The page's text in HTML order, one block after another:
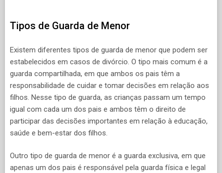
Tipos de Guarda de Menor
Existem diferentes tipos de guarda de menor que podem ser
estabelecidos em casos de divórcio. O tipo mais comum é a
guarda compartilhada, em que ambos os pais têm a
responsabilidade de cuidar e tomar decisões em relação aos
filhos. Nesse tipo de guarda, as crianças passam um tempo
igual com cada um dos pais e ambos têm o direito de
participar das decisões importantes em relação à educação,
saúde e bem-estar dos filhos.
Outro tipo de guarda de menor é a guarda exclusiva, em que
apenas um dos pais é responsável pela guarda física e legal